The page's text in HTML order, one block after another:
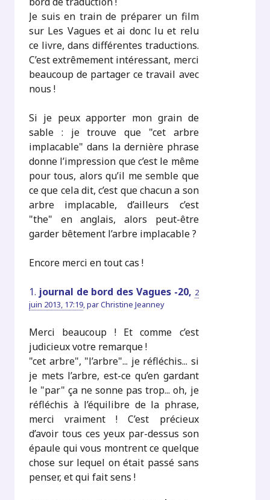
Je suis en train de préparer un film
sur Les Vagues et ai donc lu et relu
ce livre, dans différentes traductions.
C’est extrêmement intéressant, merci
beaucoup de partager ce travail avec
nous !
Si je peux apporter mon grain de
sable : je trouve que "cet arbre
implacable" dans la dernière phrase
donne l’impression que c’est le même
pour tous, alors qu’il me semble que
ce que cela dit, c’est que chacun a son
arbre implacable, d’ailleurs c’est
"the" en anglais, alors peut-être
garder bêtement l’arbre implacable ?
Encore merci en tout cas !
1. journal de bord des Vagues -20, 2
juin 2013, 17:19,parChristine Jeanney
Merci beaucoup ! Et comme c’est
judicieux votre remarque !
"cet arbre", "l’arbre"... je réfléchis... si
je mets l’arbre, est-ce qu’en gardant
le "par" ça ne sonne pas trop... oh, je
réfléchis à l’équilibre de la phrase,
merci vraiment ! C’est précieux
d’avoir tous ces yeux par-dessus son
épaule qui vous montrent ce quelque
chose sur lequel on était passé sans
penser, et qui fait sens !